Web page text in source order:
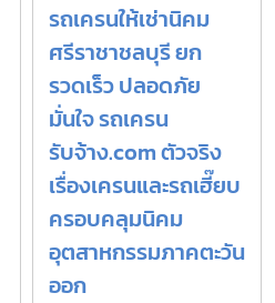
รถเครนให้เช่านิคม
ศรีราชาชลบุรี ยก
รวดเร็ว ปลอดภัย
มั่นใจ รถเครน
รับจ้าง.com ตัวจริง
เรื่องเครนและรถเฮี๊ยบ
ครอบคลุมนิคม
อุตสาหกรรมภาคตะวัน
ออก